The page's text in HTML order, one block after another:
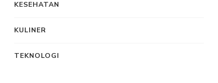
KESEHATAN
KULINER
TEKNOLOGI